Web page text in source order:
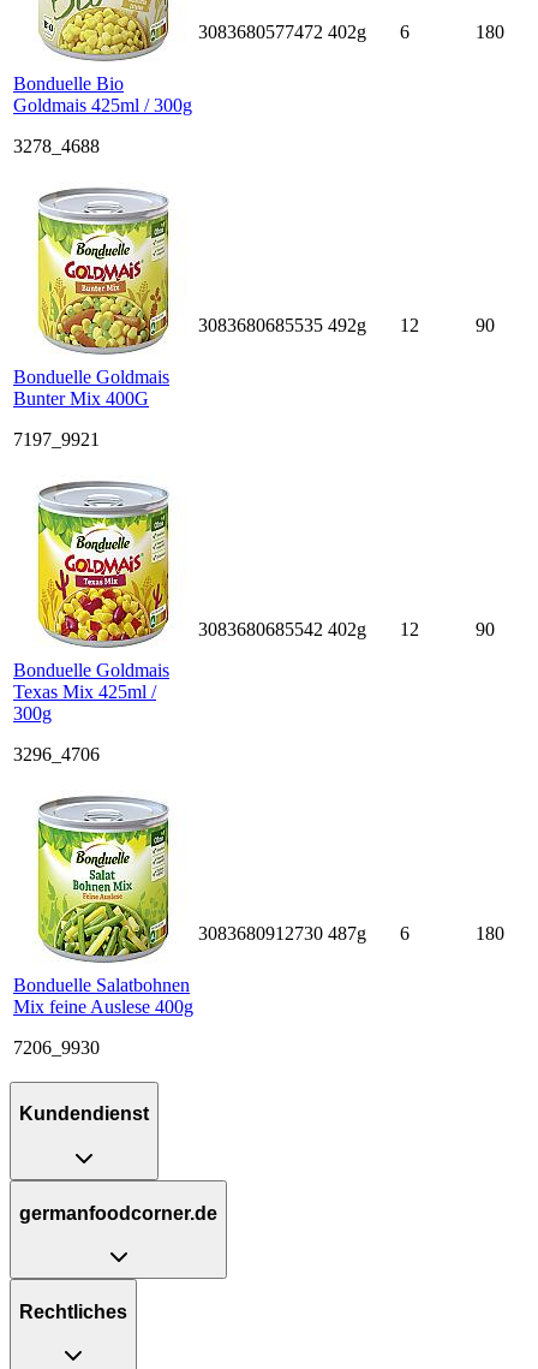
Bonduelle Bio
Goldmais 425ml / 300g
3278_4688
3083680577472 402g 6 180
Bonduelle Goldmais
Bunter Mix 400G
7197_9921
3083680685535 492g 12 90
Bonduelle Goldmais
Texas Mix 425ml /
300g
3296_4706
3083680685542 402g 12 90
Bonduelle Salatbohnen
Mix feine Auslese 400g
7206_9930
3083680912730 487g 6 180
Kundendienst
germanfoodcorner.de
Rechtliches